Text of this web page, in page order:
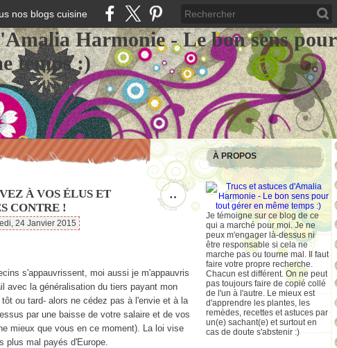
nos blogs cuisine
Harmonie - Le bon sens pour
temps :)
…
À VOS ÉLUS ET
CONTRE !
24 Janvier 2015
s'appauvrissent, moi aussi je m'appauvris
avec la généralisation du tiers payant mon
ou tard- alors ne cédez pas à l'envie et à la
par une baisse de votre salaire et de vos
mieux que vous en ce moment). La loi vise
plus mal payés d'Europe.
À PROPOS
Je témoigne sur ce blog de ce
qui a marché pour moi. Je ne
peux m'engager là-dessus ni
être responsable si cela ne
marche pas ou tourne mal. Il faut
faire votre propre recherche.
Chacun est différent. On ne peut
pas toujours faire de copié collé
de l'un à l'autre. Le mieux est
d'apprendre les plantes, les
remèdes, recettes et astuces par
un(e) sachant(e) et surtout en
cas de doute s'abstenir :)